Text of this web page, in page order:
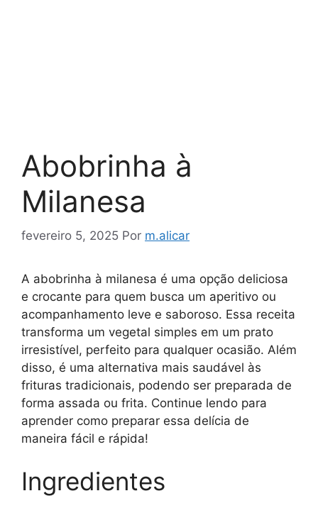
Abobrinha à
Milanesa
fevereiro 5, 2025 Por m.alicar
A abobrinha à milanesa é uma opção deliciosa
e crocante para quem busca um aperitivo ou
acompanhamento leve e saboroso. Essa receita
transforma um vegetal simples em um prato
irresistível, perfeito para qualquer ocasião. Além
disso, é uma alternativa mais saudável às
frituras tradicionais, podendo ser preparada de
forma assada ou frita. Continue lendo para
aprender como preparar essa delícia de
maneira fácil e rápida!
Ingredientes